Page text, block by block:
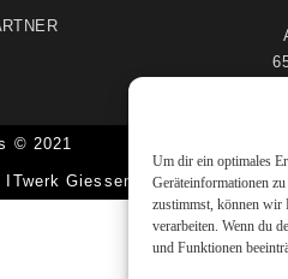
Um dir ein optimales
Geräteinformationen
zustimmst, können wir
verarbeiten. Wenn du
und Funktionen
© 2021
Giessen